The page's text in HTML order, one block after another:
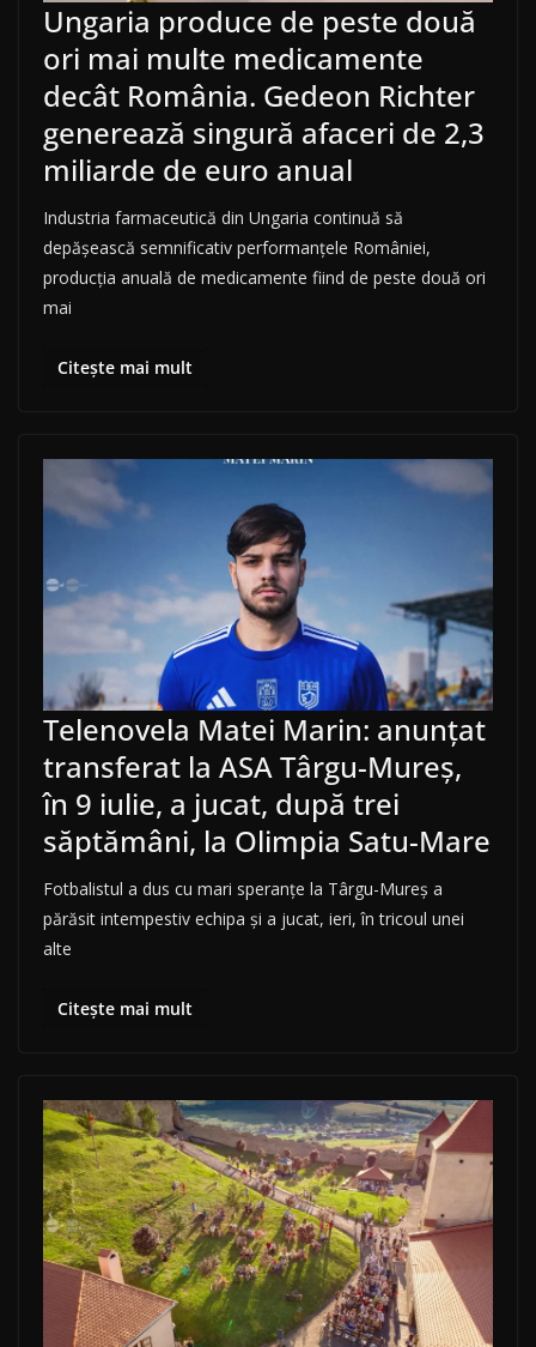
Ungaria produce de peste două
ori mai multe medicamente
decât România. Gedeon Richter
generează singură afaceri de 2,3
miliarde de euro anual
Industria farmaceutică din Ungaria continuă să
depășească semnificativ performanțele României,
producția anuală de medicamente fiind de peste două ori
mai
Citește mai mult
Telenovela Matei Marin: anunțat
transferat la ASA Târgu-Mureș,
în 9 iulie, a jucat, după trei
săptămâni, la Olimpia Satu-Mare
Fotbalistul a dus cu mari speranțe la Târgu-Mureș a
părăsit intempestiv echipa și a jucat, ieri, în tricoul unei
alte
Citește mai mult